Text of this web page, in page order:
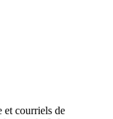
et courriels de